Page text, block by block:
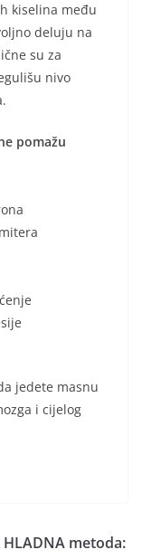
kiselina među
deluju na
su za
nivo
pomažu
jedete masnu
i cijelog
metoda: